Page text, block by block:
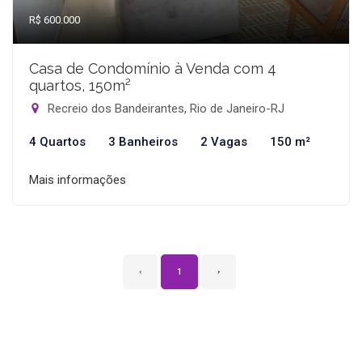
R$ 600.000
Casa de Condomínio à Venda com 4
quartos, 150m²
Recreio dos Bandeirantes, Rio de Janeiro-RJ
4 Quartos 3 Banheiros 2 Vagas 150 m²
Mais informações
‹ 1 ›